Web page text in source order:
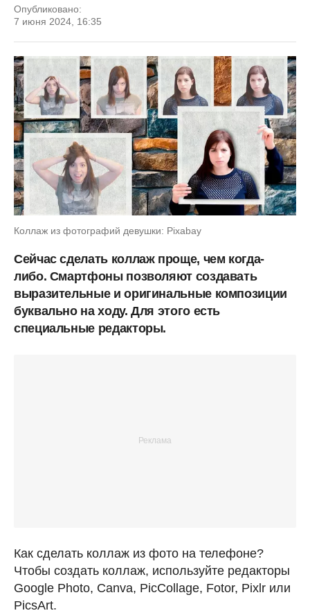
Опубликовано:
7 июня 2024, 16:35
Коллаж из фотографий девушки: Pixabay
Сейчас сделать коллаж проще, чем когда-
либо. Смартфоны позволяют создавать
выразительные и оригинальные композиции
буквально на ходу. Для этого есть
специальные редакторы.
Как сделать коллаж из фото на телефоне?
Чтобы создать коллаж, используйте редакторы
Google Photo, Canva, PicCollage, Fotor, Pixlr или
PicsArt.